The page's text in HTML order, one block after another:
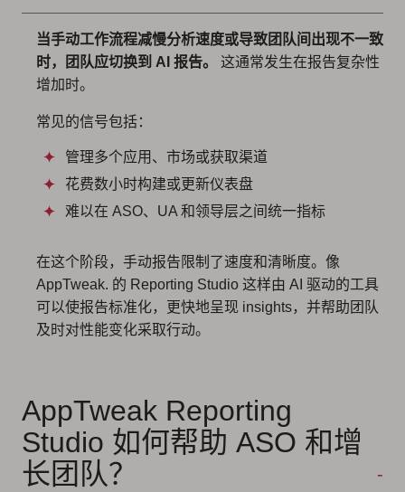
当手动工作流程减慢分析速度或导致团队间出现不一致
时，团队应切换到 AI 报告。
这通常发生在报告复杂性
增加时。
常见的信号包括：
管理多个应用、市场或获取渠道
花费数小时构建或更新仪表盘
难以在 ASO、UA 和领导层之间统一指标
在这个阶段，手动报告限制了速度和清晰度。像
AppTweak. 的 Reporting Studio 这样由 AI 驱动的工具
可以使报告标准化，更快地呈现 insights，并帮助团队
及时对性能变化采取行动。
AppTweak Reporting
Studio 如何帮助 ASO 和增
长团队？